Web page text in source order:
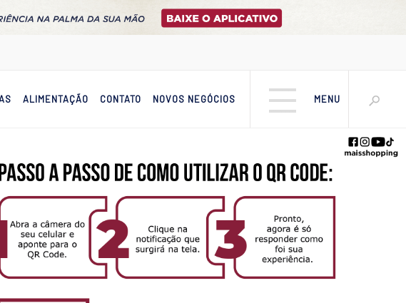
ALIMENTAÇÃO CONTATO NOVOS NEGÓCIOS MENU